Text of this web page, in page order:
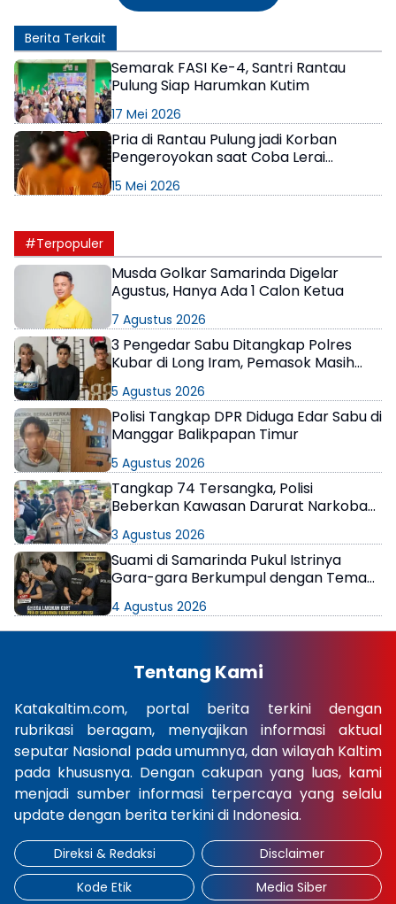
Berita Terkait
Semarak FASI Ke-4, Santri Rantau
Pulung Siap Harumkan Kutim
17 Mei 2026
Pria di Rantau Pulung jadi Korban
Pengeroyokan saat Coba Lerai
15 Mei 2026
#Terpopuler
Musda Golkar Samarinda Digelar
Agustus, Hanya Ada 1 Calon Ketua
7 Agustus 2026
3 Pengedar Sabu Ditangkap Polres
Kubar di Long Iram, Pemasok Masih
5 Agustus 2026
Polisi Tangkap DPR Diduga Edar Sabu di
Manggar Balikpapan Timur
5 Agustus 2026
Tangkap 74 Tersangka, Polisi
Beberkan Kawasan Darurat Narkoba
3 Agustus 2026
Suami di Samarinda Pukul Istrinya
Gara-gara Berkumpul dengan Teman
4 Agustus 2026
Tentang Kami
Katakaltim.com, portal berita terkini dengan
rubrikasi beragam, menyajikan informasi aktual
seputar Nasional pada umumnya, dan wilayah Kaltim
pada khususnya. Dengan cakupan yang luas, kami
menjadi sumber informasi terpercaya yang selalu
update dengan berita terkini di Indonesia.
Direksi & Redaksi
Disclaimer
Kode Etik
Media Siber